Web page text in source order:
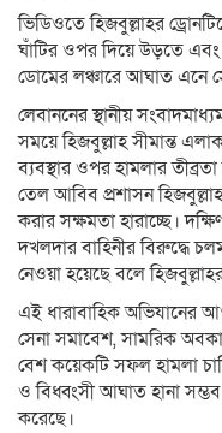
ভিডিওতে হিজবুল্লাহর
ঘাঁটির ওপর দিয়ে উড়তে
ডোমের লঞ্চারে আঘাত এনে
লেবাননের স্থানীয়
সময়ে হিজবুল্লাহ সীমান্ত
ব্যবস্থার ওপর হামলার
তেল আবিব প্রশাসন
করার সক্ষমতা হারাচ্ছে।
দখলদার বাহিনীর বিরুদ্ধে
নেওয়া হয়েছে বলে
এই ধারাবাহিক অভিযানের
সেনা সমাবেশ, সামরিক
বেশ কয়েকটি সফল হামলা
ও বিধ্বংসী আঘাত হানা
করেছে।